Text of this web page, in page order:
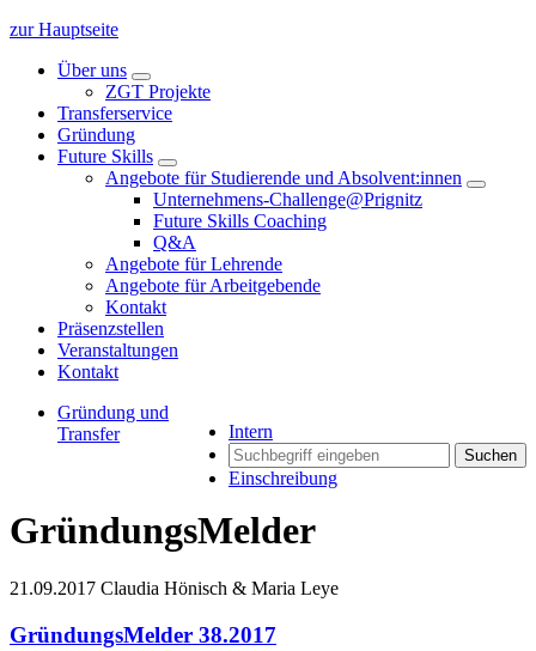
zur Hauptseite
Über uns
ZGT Projekte
Transferservice
Gründung
Future Skills
Angebote für Studierende und Absolvent:innen
Unternehmens-Challenge@Prignitz
Future Skills Coaching
Q&A
Angebote für Lehrende
Angebote für Arbeitgebende
Kontakt
Präsenzstellen
Veranstaltungen
Kontakt
Intern
Suchen
Einschreibung
Gründung und
Transfer
GründungsMelder
21.09.2017 Claudia Hönisch & Maria Leye
GründungsMelder 38.2017